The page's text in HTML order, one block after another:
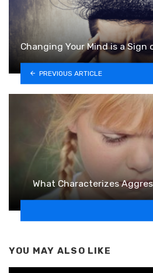
Changing Your Mind is a
PREVIOUS ARTICLE
What Characterizes
YOU MAY ALSO LIKE